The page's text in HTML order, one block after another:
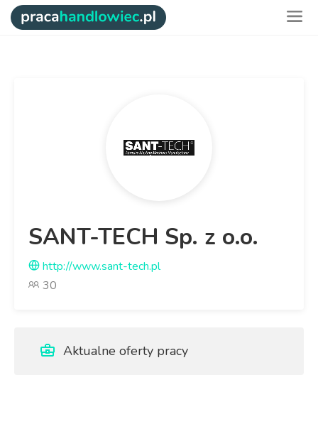
SANT-TECH Sp. z o.o.
http://www.sant-tech.pl
30
Aktualne oferty pracy